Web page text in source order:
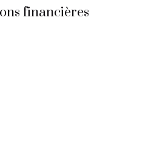
financières